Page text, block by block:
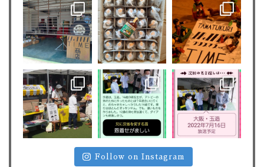
Follow on Instagram